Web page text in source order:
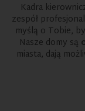
Kadra
zespół
myślą o Tobie,
Nasze domy są
miasta, dają